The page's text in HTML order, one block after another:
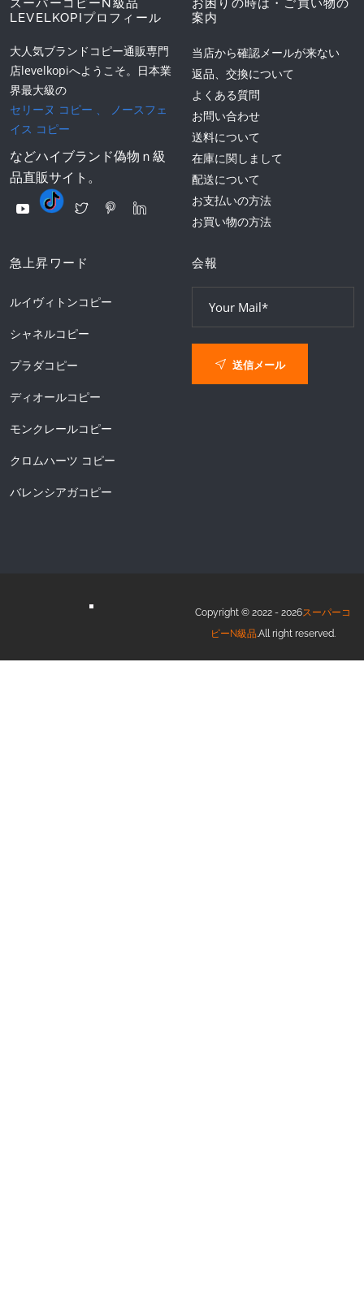
スーパーコピーN級品
LEVELKOPIプロフィール
大人気ブランドコピー通販専門
店levelkopiへようこそ。日本業
界最大級の
セリーヌ コピー 、
ノースフェ
イス コピー
などハイブランド偽物ｎ級
品直販サイト。
お困りの時は・ご買い物の
案内
当店から確認メールが来ない
返品、交換について
よくある質問
お問い合わせ
送料について
在庫に関しまして
配送について
お支払いの方法
お買い物の方法
急上昇ワード
ルイヴィトンコピー
シャネルコピー
プラダコピー
ディオールコピー
モンクレールコピー
クロムハーツ コピー
バレンシアガコピー
会報
送信メール
Copyright © 2022 - 2026スーパーコ
ピーN級品.All right reserved.